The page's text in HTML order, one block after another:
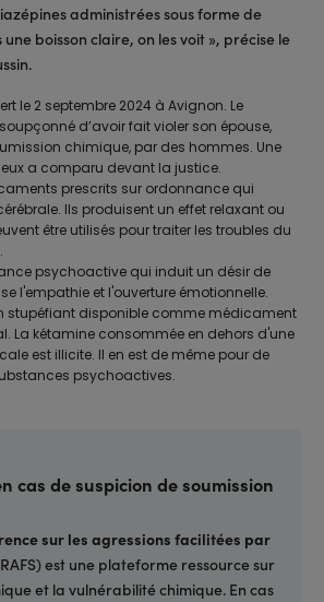
administrées sous forme de
boisson claire, on les voit », précise le
le 2 septembre 2024 à Avignon. Le
d’avoir fait violer son épouse,
chimique, par des hommes. Une
a comparu devant la justice.
prescrits sur ordonnance qui
Ils produisent un effet relaxant ou
être utilisés pour traiter les troubles du
psychoactive qui induit un désir de
l'empathie et l'ouverture émotionnelle.
stupéfiant disponible comme médicament
La kétamine consommée en dehors d'une
est illicite. Il en est de même pour de
psychoactives.
cas de suspicion de soumission
sur les agressions facilitées par
est une plateforme ressource sur
et la vulnérabilité chimique. En cas